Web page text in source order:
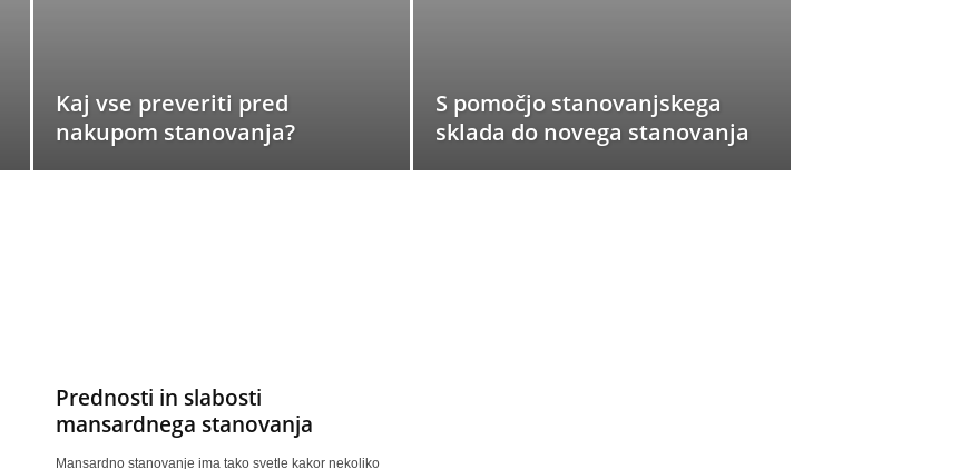
Kaj vse preveriti pred
nakupom stanovanja?
S pomočjo stanovanjskega
sklada do novega stanovanja
Prednosti in slabosti
mansardnega stanovanja
Mansardno stanovanje ima tako svetle kakor nekoliko